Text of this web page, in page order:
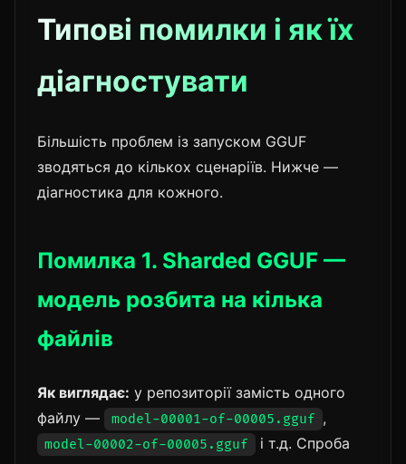
Типові помилки і як їх
діагностувати
Більшість проблем із запуском GGUF
зводяться до кількох сценаріїв. Нижче —
діагностика для кожного.
Помилка 1. Sharded GGUF —
модель розбита на кілька
файлів
Як виглядає: у репозиторії замість одного
файлу —
model-00001-of-00005.gguf ,
model-00002-of-00005.gguf
і т.д. Спроба